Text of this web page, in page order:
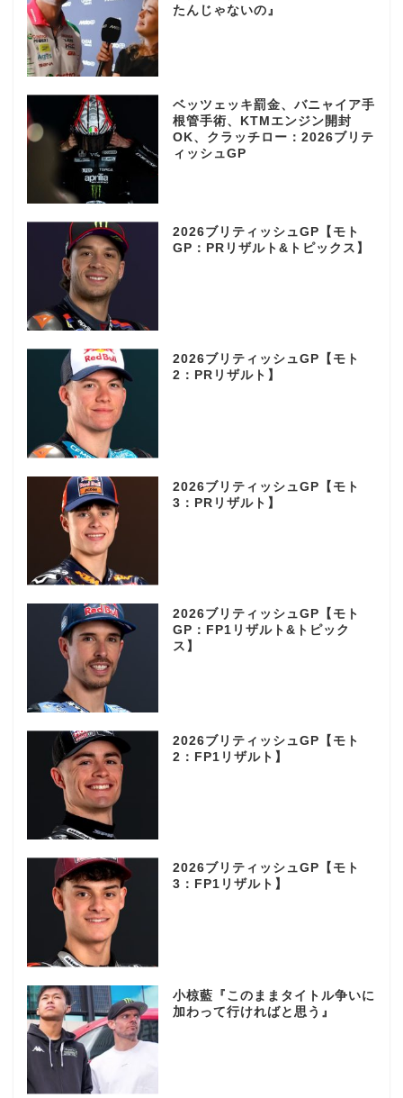
たんじゃないの』
ベッツェッキ罰金、バニャイア手
根管手術、KTMエンジン開封
OK、クラッチロー：2026ブリテ
ィッシュGP
2026ブリティッシュGP【モト
GP：PRリザルト&トピックス】
2026ブリティッシュGP【モト
2：PRリザルト】
2026ブリティッシュGP【モト
3：PRリザルト】
2026ブリティッシュGP【モト
GP：FP1リザルト&トピック
ス】
2026ブリティッシュGP【モト
2：FP1リザルト】
2026ブリティッシュGP【モト
3：FP1リザルト】
小椋藍『このままタイトル争いに
加わって行ければと思う』